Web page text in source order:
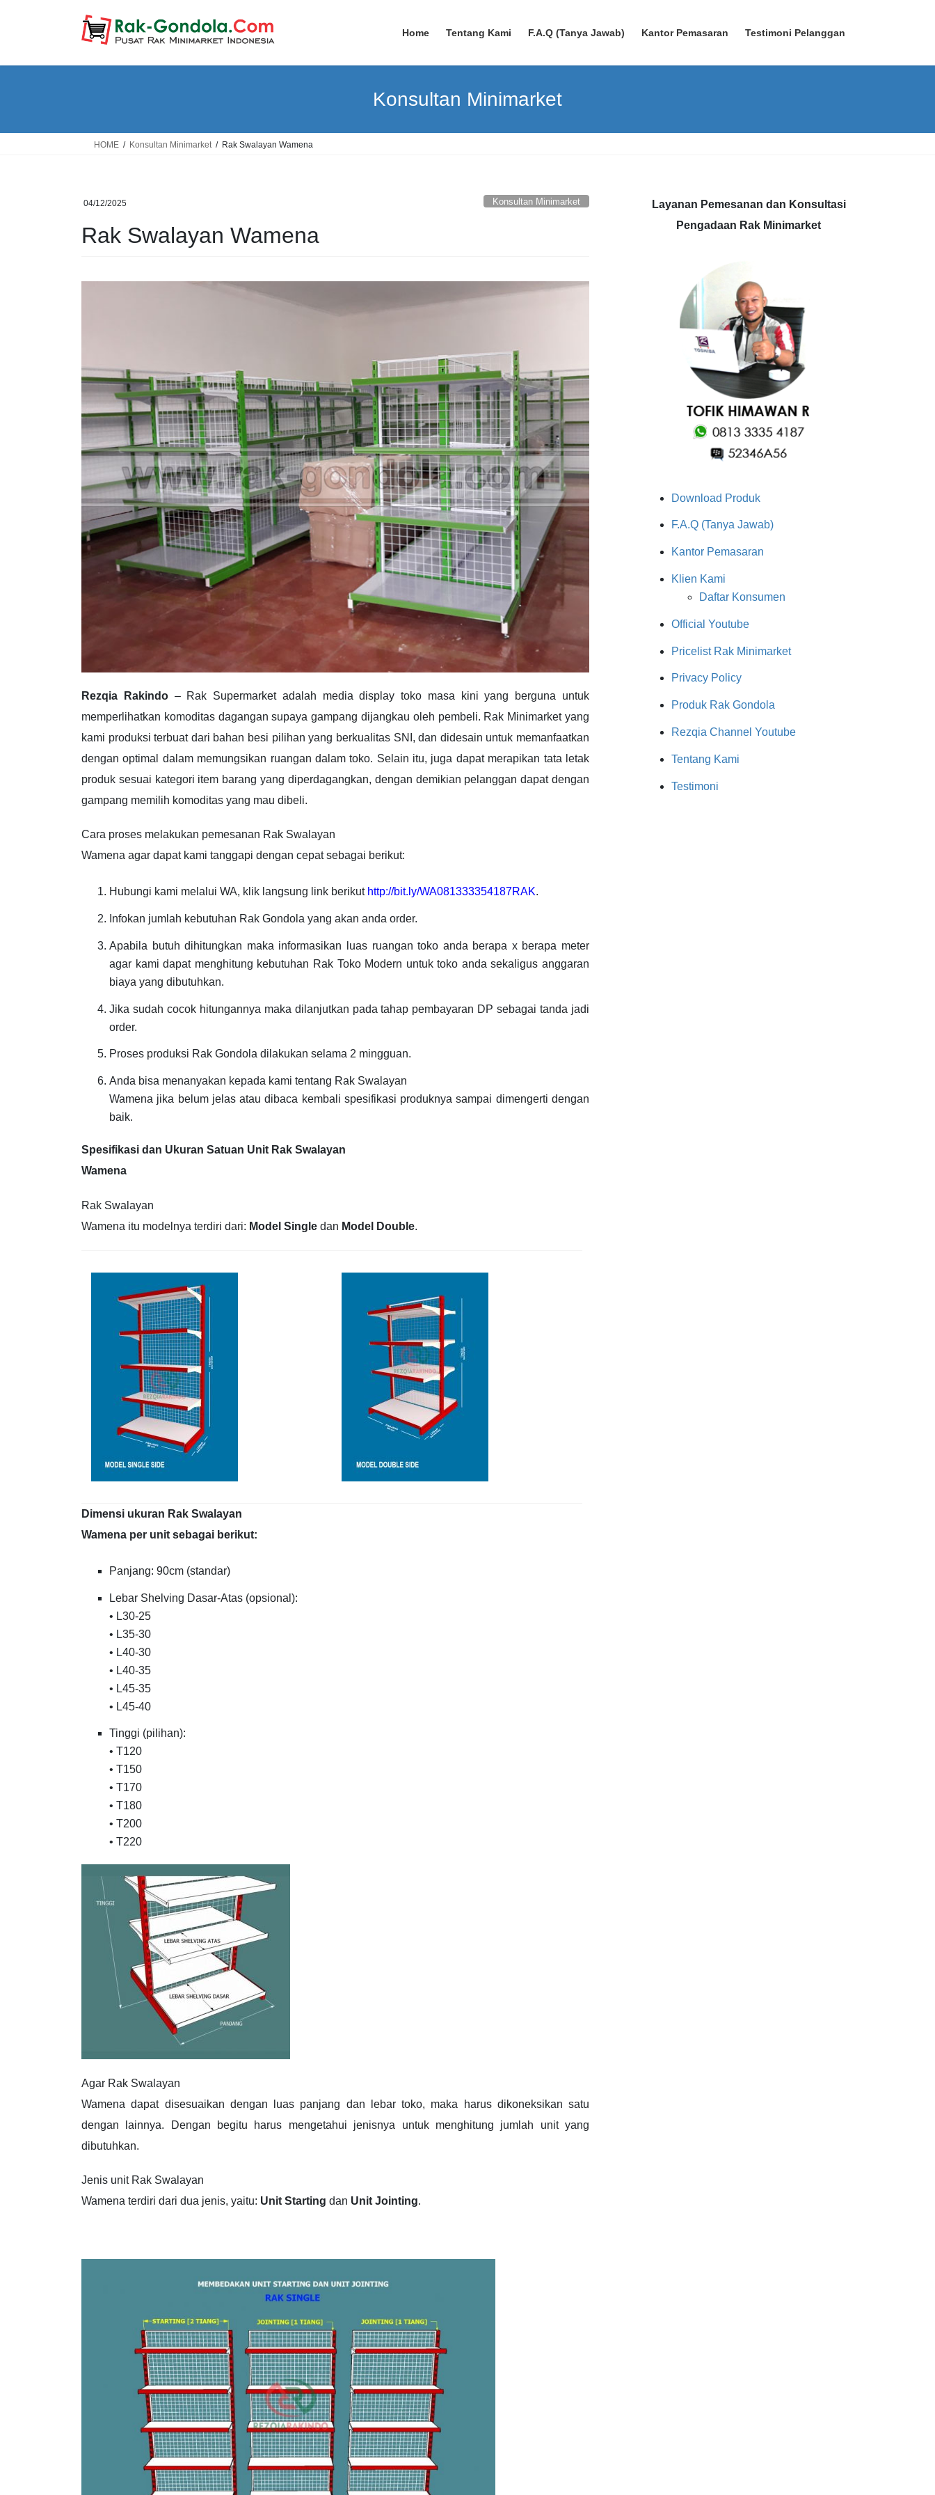
Home Tentang Kami F.A.Q (Tanya Jawab) Kantor Pemasaran Testimoni Pelanggan
Konsultan Minimarket
HOME Konsultan Minimarket Rak Swalayan Wamena
04/12/2025 Konsultan Minimarket
Rak Swalayan Wamena
Rezqia Rakindo– Rak Supermarket adalah media display toko masa kini yang berguna untuk
memperlihatkan komoditas dagangan supaya gampang dijangkau oleh pembeli. Rak Minimarket yang
kami produksi terbuat dari bahan besi pilihan yang berkualitas SNI, dan didesain untuk memanfaatkan
dengan optimal dalam memungsikan ruangan dalam toko. Selain itu, juga dapat merapikan tata letak
produk sesuai kategori item barang yang diperdagangkan, dengan demikian pelanggan dapat dengan
gampang memilih komoditas yang mau dibeli.
Cara proses melakukan pemesanan Rak Swalayan
Wamena agar dapat kami tanggapi dengan cepat sebagai berikut:
Hubungi kami melalui WA, klik langsung link berikut http://bit.ly/WA081333354187RAK.
Infokan jumlah kebutuhan Rak Gondola yang akan anda order.
Apabila butuh dihitungkan maka informasikan luas ruangan toko anda berapa x berapa meter
agar kami dapat menghitung kebutuhan Rak Toko Modern untuk toko anda sekaligus anggaran
biaya yang dibutuhkan.
Jika sudah cocok hitungannya maka dilanjutkan pada tahap pembayaran DP sebagai tanda jadi
order.
Proses produksi Rak Gondola dilakukan selama 2 mingguan.
Anda bisa menanyakan kepada kami tentang Rak Swalayan
Wamena jika belum jelas atau dibaca kembali spesifikasi produknya sampai dimengerti dengan
baik.
Spesifikasi dan Ukuran Satuan Unit Rak Swalayan
Wamena
Rak Swalayan
Wamena itu modelnya terdiri dari: Model Single dan Model Double.
Dimensi ukuran Rak Swalayan
Wamena per unit sebagai berikut:
Panjang: 90cm (standar)
Lebar Shelving Dasar-Atas (opsional):
• L30-25
• L35-30
• L40-30
• L40-35
• L45-35
• L45-40
Tinggi (pilihan):
• T120
• T150
• T170
• T180
• T200
• T220
Agar Rak Swalayan
Wamena dapat disesuaikan dengan luas panjang dan lebar toko, maka harus dikoneksikan satu
dengan lainnya. Dengan begitu harus mengetahui jenisnya untuk menghitung jumlah unit yang
dibutuhkan.
Jenis unit Rak Swalayan
Wamena terdiri dari dua jenis, yaitu: Unit Starting dan Unit Jointing.
Layanan Pemesanan dan Konsultasi
Pengadaan Rak Minimarket
Download Produk
F.A.Q (Tanya Jawab)
Kantor Pemasaran
Klien Kami
Daftar Konsumen
Official Youtube
Pricelist Rak Minimarket
Privacy Policy
Produk Rak Gondola
Rezqia Channel Youtube
Tentang Kami
Testimoni